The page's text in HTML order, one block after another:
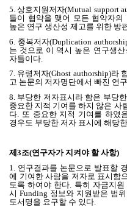
5.상호지원저자(Mutual support
들이 협약을 맺어 모든 협약자
높은 연구 생산성 제고를 위한 방
6. 중복저자(Duplication
는 것으로 이 역시 높은 연구생
자들이다
7. 유령저자(Ghost authorship)라
고 논문의 저자명단에서 빠진 연
8. 부당한 저자표시라 함은 부당
중요한 지적 기여를 하지 않은 사
다 또 중요한 지적 기여를 하였
경우도 부당한 저자 표시에 해당
제 3조(연구자가 지켜야 할 사항)
1. 연구결과를 논문으로 발표할
에 기여한 사람을 저자로 표시함
도록 하여야 한다 . 특히 자금지
시 Funding 정보와 지원받은 범
도서명을 요구할 수 있다.